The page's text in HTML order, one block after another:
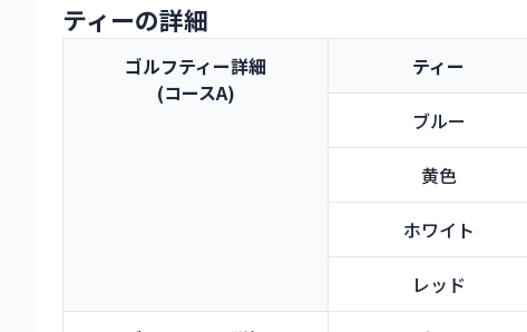
ティーの詳細
ゴルフティー詳細
(コースA)
ティー
ブルー
黄色
ホワイト
レッド